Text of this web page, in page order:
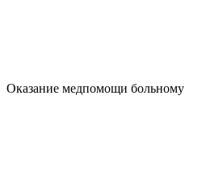
Оказание медпомощи больному